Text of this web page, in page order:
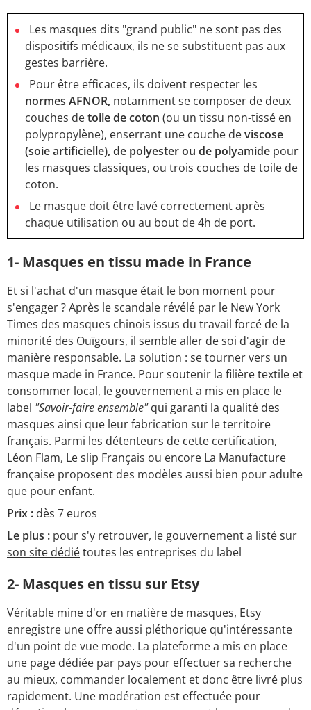
Les masques dits "grand public" ne sont pas des
dispositifs médicaux, ils ne se substituent pas aux
gestes barrière.
Pour être efficaces, ils doivent respecter les
normes AFNOR, notamment se composer de deux
couches detoile de coton (ou un tissu non-tissé en
polypropylène), enserrant une couche deviscose
(soie artificielle), de polyester ou de polyamide pour
les masques classiques, ou trois couches de toile de
coton.
Le masque doit être lavé correctementaprès
chaque utilisation ou au bout de 4h de port.
1- Masques en tissu made in France
Et si l'achat d'un masque était le bon moment pour
s'engager ? Après le scandale révélé par le New York
Times des masques chinois issus du travail forcé de la
minorité des Ouïgours, il semble aller de soi d'agir de
manière responsable. La solution : se tourner vers un
masque made in France. Pour soutenir la filière textile et
consommer local, le gouvernement a mis en place le
label "Savoir-faire ensemble"qui garanti la qualité des
masques ainsi que leur fabrication sur le territoire
français. Parmi les détenteurs de cette certification,
Léon Flam, Le slip Français ou encore La Manufacture
française proposent des modèles aussi bien pour adulte
que pour enfant.
Prix : dès 7 euros
Le plus : pour s'y retrouver, le gouvernement a listé sur
son site dédiétoutes les entreprises du label
2- Masques en tissu sur Etsy
Véritable mine d'or en matière de masques, Etsy
enregistre une offre aussi pléthorique qu'intéressante
d'un point de vue mode. La plateforme a mis en place
une page dédiée par pays pour effectuer sa recherche
au mieux, commander localement et donc être livré plus
rapidement. Une modération est effectuée pour